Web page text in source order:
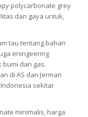
polycarbonate grey
dan gaya untuk,
tau tentang bahan
eningeering
dan gas.
di AS dan Jerman
sekitar
minimalis, harga